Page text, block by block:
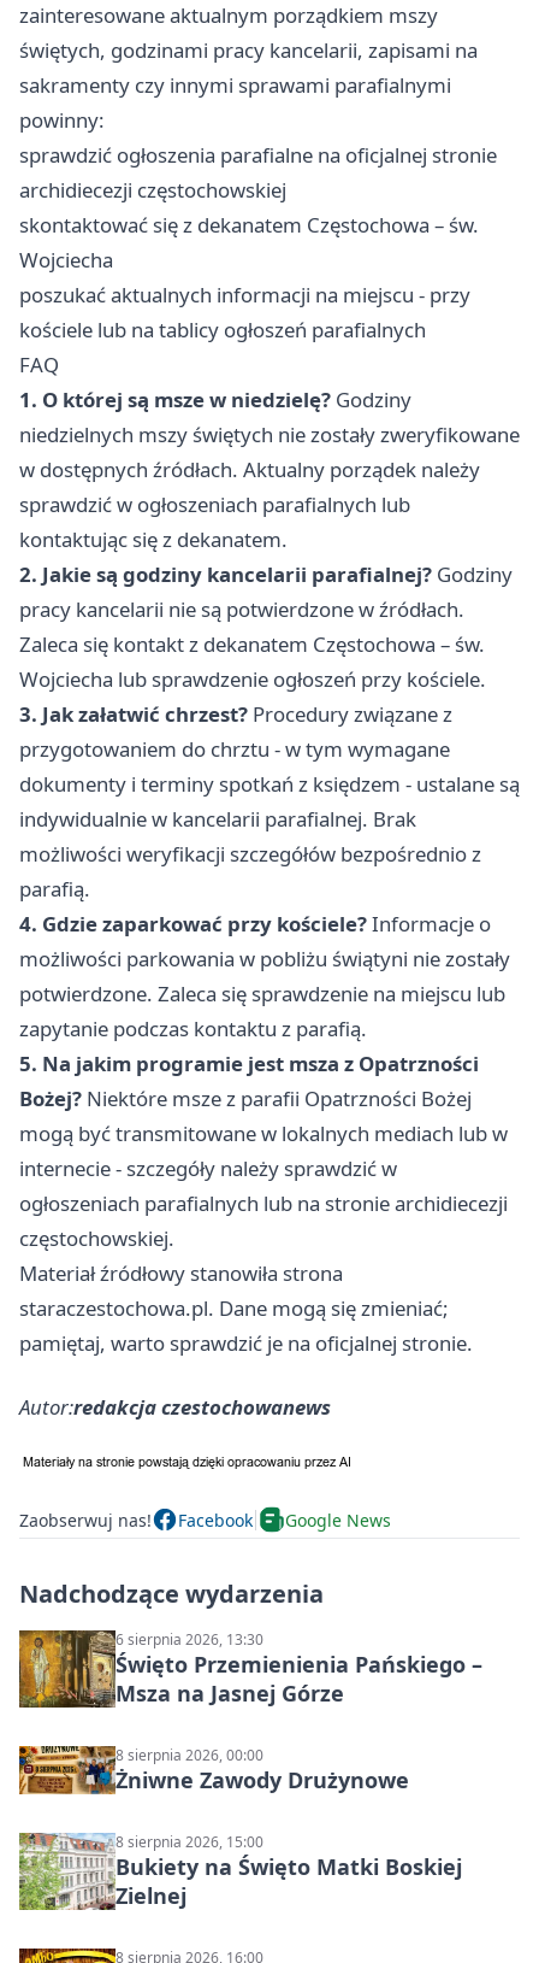
zainteresowane aktualnym porządkiem mszy
świętych, godzinami pracy kancelarii, zapisami na
sakramenty czy innymi sprawami parafialnymi
powinny:
sprawdzić ogłoszenia parafialne na oficjalnej stronie
archidiecezji częstochowskiej
skontaktować się z dekanatem Częstochowa – św.
Wojciecha
poszukać aktualnych informacji na miejscu - przy
kościele lub na tablicy ogłoszeń parafialnych
FAQ
1. O której są msze w niedzielę? Godziny
niedzielnych mszy świętych nie zostały zweryfikowane
w dostępnych źródłach. Aktualny porządek należy
sprawdzić w ogłoszeniach parafialnych lub
kontaktując się z dekanatem.
2. Jakie są godziny kancelarii parafialnej? Godziny
pracy kancelarii nie są potwierdzone w źródłach.
Zaleca się kontakt z dekanatem Częstochowa – św.
Wojciecha lub sprawdzenie ogłoszeń przy kościele.
3. Jak załatwić chrzest? Procedury związane z
przygotowaniem do chrztu - w tym wymagane
dokumenty i terminy spotkań z księdzem - ustalane są
indywidualnie w kancelarii parafialnej. Brak
możliwości weryfikacji szczegółów bezpośrednio z
parafią.
4. Gdzie zaparkować przy kościele?Informacje o
możliwości parkowania w pobliżu świątyni nie zostały
potwierdzone. Zaleca się sprawdzenie na miejscu lub
zapytanie podczas kontaktu z parafią.
5. Na jakim programie jest msza z Opatrzności
Bożej? Niektóre msze z parafii Opatrzności Bożej
mogą być transmitowane w lokalnych mediach lub w
internecie - szczegóły należy sprawdzić w
ogłoszeniach parafialnych lub na stronie archidiecezji
częstochowskiej.
Materiał źródłowy stanowiła strona
staraczestochowa.pl. Dane mogą się zmieniać;
pamiętaj, warto sprawdzić je na oficjalnej stronie.
Autor:redakcja czestochowanews
Zaobserwuj nas! Facebook Google News
Nadchodzące wydarzenia
6 sierpnia 2026, 13:30
Święto Przemienienia Pańskiego –
Msza na Jasnej Górze
8 sierpnia 2026, 00:00
Żniwne Zawody Drużynowe
8 sierpnia 2026, 15:00
Bukiety na Święto Matki Boskiej
Zielnej
8 sierpnia 2026, 16:00